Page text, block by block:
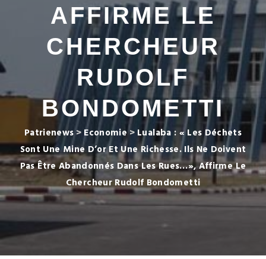
AFFIRME LE
CHERCHEUR
RUDOLF
BONDOMETTI
Patrienews>Economie> Lualaba : « Les Déchets
Sont Une Mine D’or Et Une Richesse. Ils Ne Doivent
Pas Être Abandonnés Dans Les Rues…», Affirme Le
Chercheur Rudolf Bondometti